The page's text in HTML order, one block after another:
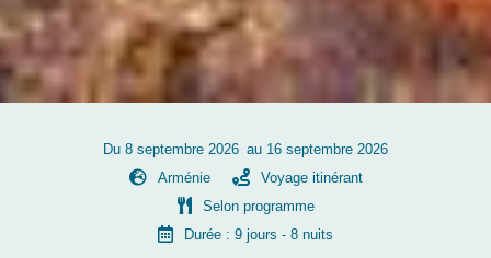
Du 8 septembre 2026 au 16 septembre 2026
Arménie
Voyage itinérant
Selon programme
Durée : 9 jours - 8 nuits